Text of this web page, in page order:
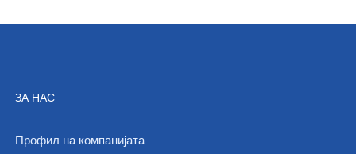
ЗА НАС
Профил на компанијата